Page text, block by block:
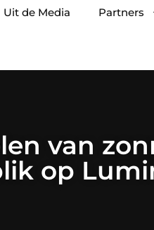
Uit de Media Partners
van
op